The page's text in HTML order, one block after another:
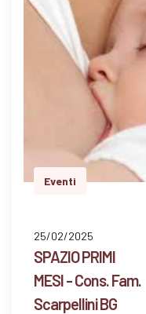
attenzione. E' un
mezzo…
Eventi
25/02/2025
SPAZIO PRIMI
MESI - Cons. Fam.
Scarpellini BG